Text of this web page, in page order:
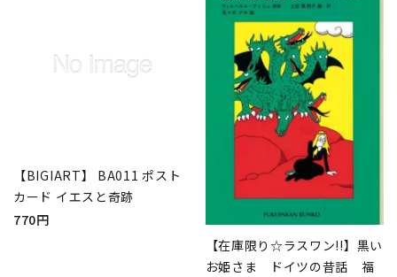
【BIGIART】 BA011 ポスト
カード イエスと奇跡
770円
【在庫限り☆ラスワン!!】黒い
お姫さま ドイツの昔話 福